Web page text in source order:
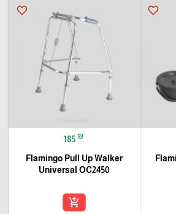
favorite_border
favorite_border
185 ₪
Flamingo Pull Up Walker
Universal OC2450
add_shopping_cart